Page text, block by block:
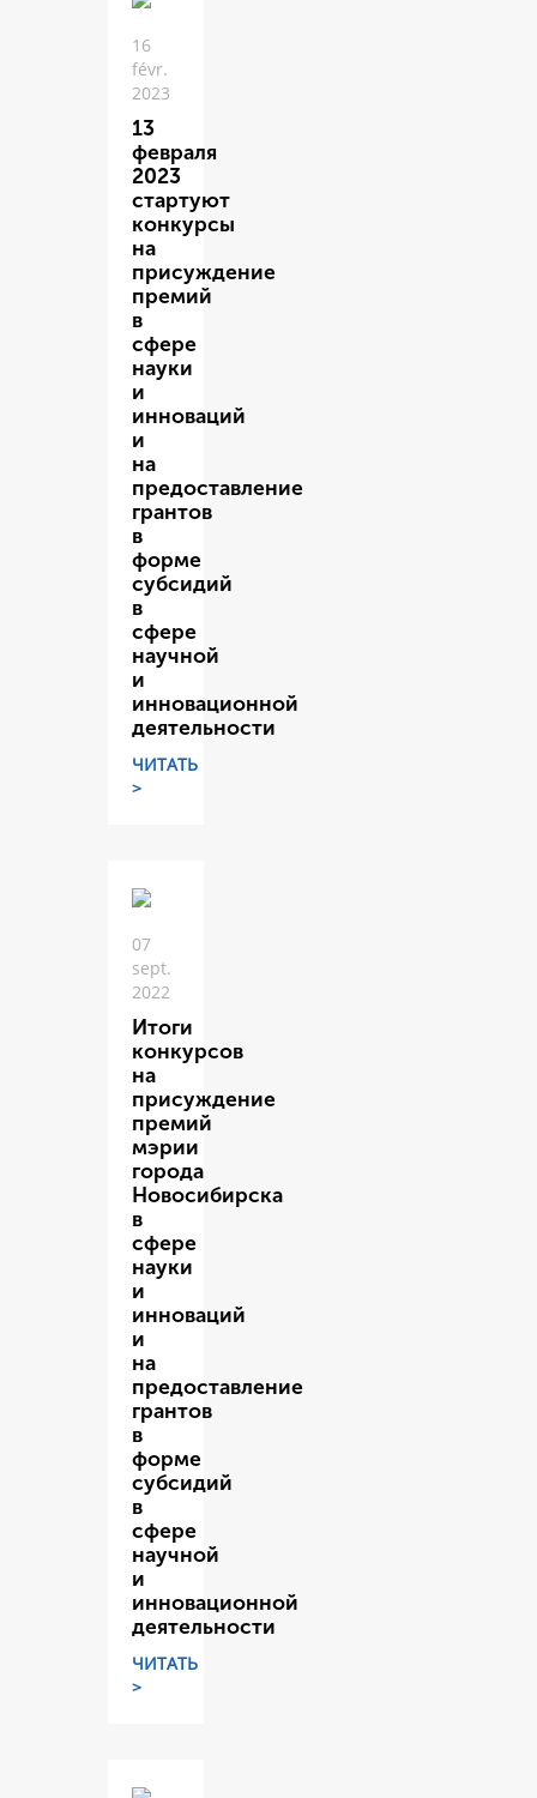
16
févr.
2023
13
февраля
2023
стартуют
конкурсы
на
присуждение
премий
в
сфере
науки
и
инноваций
и
на
предоставление
грантов
в
форме
субсидий
в
сфере
научной
и
инновационной
деятельности
ЧИТАТЬ
>
07
sept.
2022
Итоги
конкурсов
на
присуждение
премий
мэрии
города
Новосибирска
в
сфере
науки
и
инноваций
и
на
предоставление
грантов
в
форме
субсидий
в
сфере
научной
и
инновационной
деятельности
ЧИТАТЬ
>